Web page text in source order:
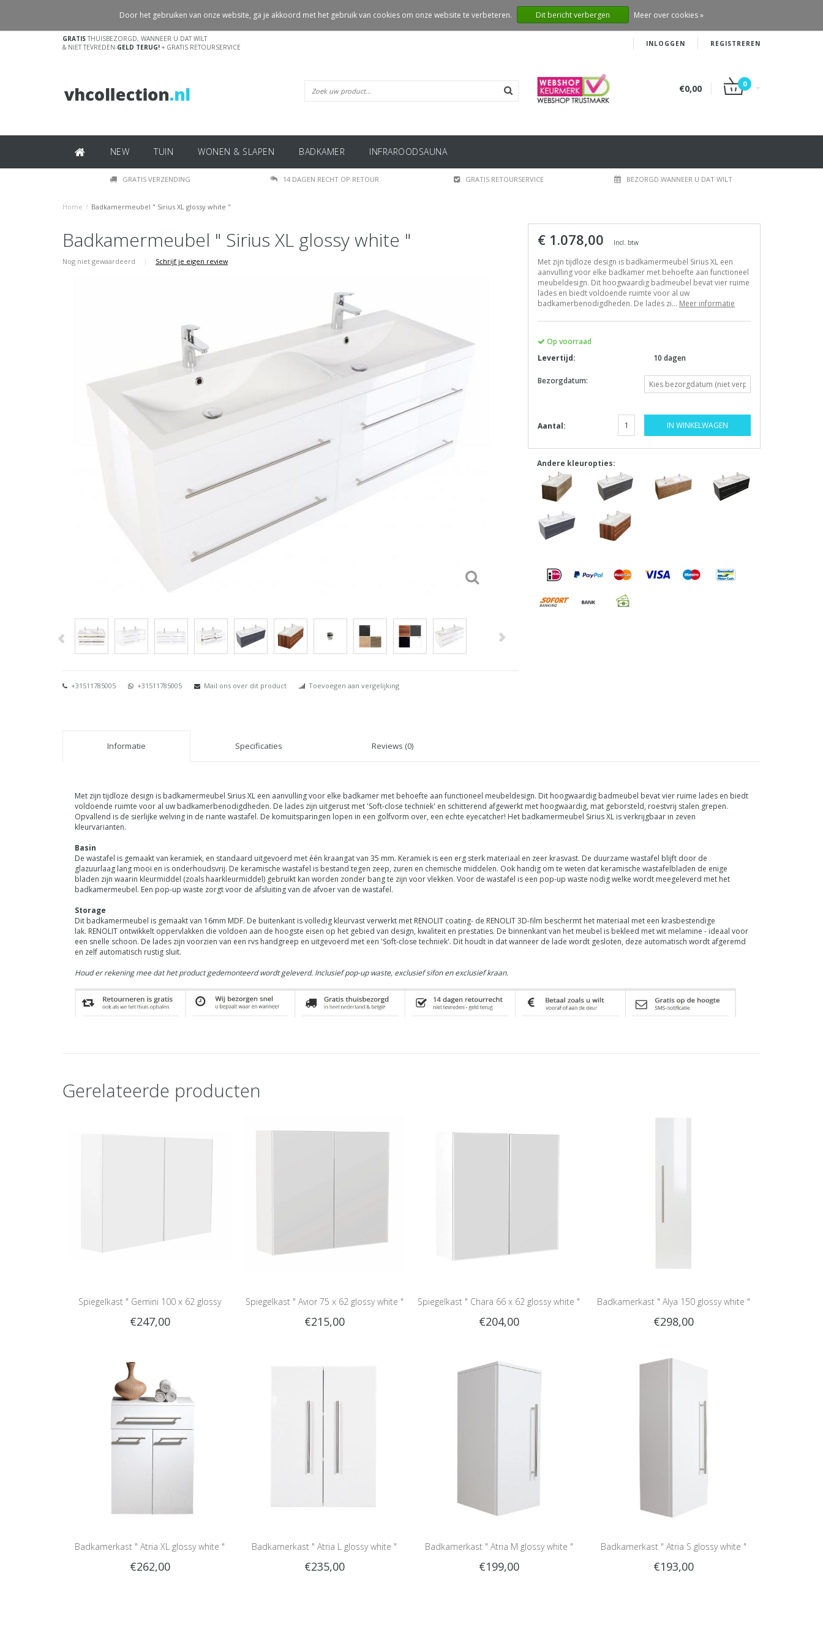
INLOGGEN REGISTREREN
GRATIS THUISBEZORGD, WANNEER U DAT WILT
& NIET TEVREDEN-GELD TERUG! + GRATIS RETOURSERVICE
€0,00 0
NEW TUIN WONEN & SLAPEN BADKAMER INFRAROODSAUNA
GRATIS VERZENDING 14 DAGEN RECHT OP RETOUR GRATIS RETOURSERVICE BEZORGD WANNEER U DAT WILT
Home / Badkamermeubel " Sirius XL glossy white "
Badkamermeubel " Sirius XL glossy white "
Nog niet gewaardeerd | Schrijf je eigen review
+31511785005 +31511785005 Mail ons over dit product Toevoegen aan vergelijking
€ 1.078,00 Incl. btw
Met zijn tijdloze design is badkamermeubel Sirius XL een
aanvulling voor elke badkamer met behoefte aan functioneel
meubeldesign. Dit hoogwaardig badmeubel bevat vier ruime
lades en biedt voldoende ruimte voor al uw
badkamerbenodigdheden. De lades zi... Meer informatie
Op voorraad
Levertijd:
10 dagen
Bezorgdatum:
Aantal: IN WINKELWAGEN
Andere kleuropties:
Informatie Specificaties Reviews (0)
Met zijn tijdloze design is badkamermeubel Sirius XL een aanvulling voor elke badkamer met behoefte aan functioneel meubeldesign. Dit hoogwaardig badmeubel bevat vier ruime lades en biedt
voldoende ruimte voor al uw badkamerbenodigdheden. De lades zijn uitgerust met 'Soft-close techniek' en schitterend afgewerkt met hoogwaardig, mat geborsteld, roestvrij stalen grepen.
Opvallend is de sierlijke welving in de riante wastafel. De komuitsparingen lopen in een golfvorm over, een echte eyecatcher! Het badkamermeubel Sirius XL is verkrijgbaar in zeven
kleurvarianten.
Basin
De wastafel is gemaakt van keramiek, en standaard uitgevoerd met één kraangat van 35 mm. Keramiek is een erg sterk materiaal en zeer krasvast. De duurzame wastafel blijft door de
glazuurlaag lang mooi en is onderhoudsvrij. De keramische wastafel is bestand tegen zeep, zuren en chemische middelen. Ook handig om te weten dat keramische wastafelbladen de enige
bladen zijn waarin kleurmiddel (zoals haarkleurmiddel) gebruikt kan worden zonder bang te zijn voor vlekken. Voor de wastafel is een pop-up waste nodig welke wordt meegeleverd met het
badkamermeubel. Een pop-up waste zorgt voor de afsluiting van de afvoer van de wastafel.
Storage
Dit badkamermeubel is gemaakt van 16mm MDF. De buitenkant is volledig kleurvast verwerkt met RENOLIT coating- de RENOLIT3D-film beschermt het materiaal met een krasbestendige
lak. RENOLIT ontwikkelt oppervlakken die voldoen aan de hoogste eisen op het gebied van design, kwaliteit en prestaties. De binnenkant van het meubel is bekleed met wit melamine - ideaal voor
een snelle schoon. De lades zijn voorzien van een rvs handgreep en uitgevoerd met een 'Soft-close techniek'. Dit houdt in dat wanneer de lade wordt gesloten, deze automatisch wordt afgeremd
en zelf automatisch rustig sluit.
Houd er rekening mee dat het product gedemonteerd wordt geleverd. Inclusief pop-up waste, exclusief sifon en exclusief kraan.
Gerelateerde producten
Spiegelkast " Gemini 100 x 62 glossy
white "
€247,00
Spiegelkast " Avior 75 x 62 glossy white "
€215,00
Spiegelkast " Chara 66 x 62 glossy white "
€204,00
Badkamerkast " Alya 150 glossy white "
€298,00
Badkamerkast " Atria XL glossy white "
€262,00
Badkamerkast " Atria L glossy white "
€235,00
Badkamerkast " Atria M glossy white "
€199,00
Badkamerkast " Atria S glossy white "
€193,00
Door het gebruiken van onze website, ga je akkoord met het gebruik van cookies om onze website te verbeteren. Dit bericht verbergen Meer over cookies »